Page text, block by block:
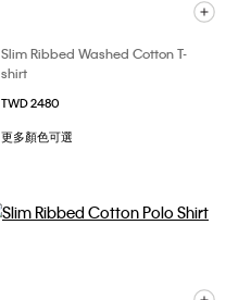
Slim Ribbed Washed Cotton T-
shirt
TWD 2480
更多顏色可選